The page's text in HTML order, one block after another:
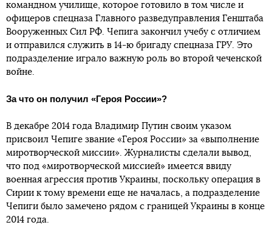
командном училище, которое готовило в том числе и
офицеров спецназа Главного разведуправления Генштаба
Вооруженных Сил РФ. Чепига закончил учебу с отличием
и отправился служить в 14-ю бригаду спецназа ГРУ. Это
подразделение играло важную роль во второй чеченской
войне.
За что он получил «Героя России»?
В декабре 2014 года Владимир Путин своим указом
присвоил Чепиге звание «Героя России» за «выполнение
миротворческой миссии». Журналисты сделали вывод,
что под «миротворческой миссией» имеется ввиду
военная агрессия против Украины, поскольку операция в
Сирии к тому времени еще не началась, а подразделение
Чепиги было замечено рядом с границей Украины в конце
2014 года.